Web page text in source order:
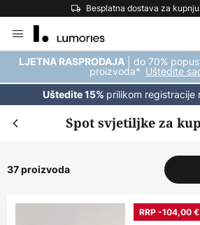
Besplatna dostava za
to
Content
LJETNA RASPRODAJA | do 70%
proizvoda* Uštedite
Uštedite 15% prilikom registracije
Spot svjetiljke za
37 proizvoda
RRP -104,00 €